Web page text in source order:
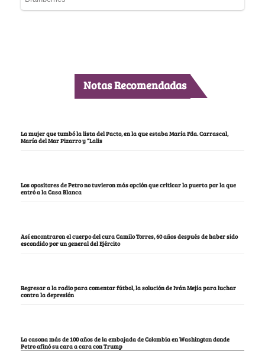
Notas Recomendadas
La mujer que tumbó la lista del Pacto, en la que estaba María Fda. Carrascal,
María del Mar Pizarro y “Lalis
Los opositores de Petro no tuvieron más opción que criticar la puerta por la que
entró a la Casa Blanca
Así encontraron el cuerpo del cura Camilo Torres, 60 años después de haber sido
escondido por un general del Ejército
Regresar a la radio para comentar fútbol, la solución de Iván Mejía para luchar
contra la depresión
La casona más de 100 años de la embajada de Colombia en Washington donde
Petro afinó su cara a cara con Trump